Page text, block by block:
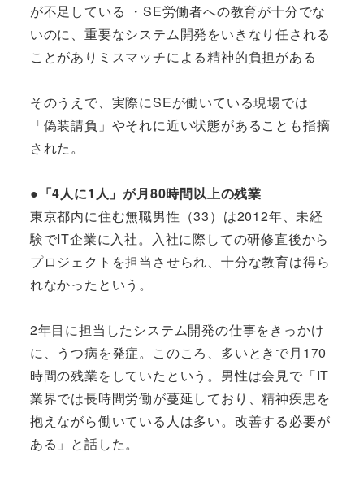
が不足している ・SE労働者への教育が十分でな
いのに、重要なシステム開発をいきなり任される
ことがありミスマッチによる精神的負担がある
そのうえで、実際にSEが働いている現場では
「偽装請負」やそれに近い状態があることも指摘
された。
●「4人に1人」が月80時間以上の残業
東京都内に住む無職男性（33）は2012年、未経
験でIT企業に入社。入社に際しての研修直後から
プロジェクトを担当させられ、十分な教育は得ら
れなかったという。
2年目に担当したシステム開発の仕事をきっかけ
に、うつ病を発症。このころ、多いときで月170
時間の残業をしていたという。男性は会見で「IT
業界では長時間労働が蔓延しており、精神疾患を
抱えながら働いている人は多い。改善する必要が
ある」と話した。